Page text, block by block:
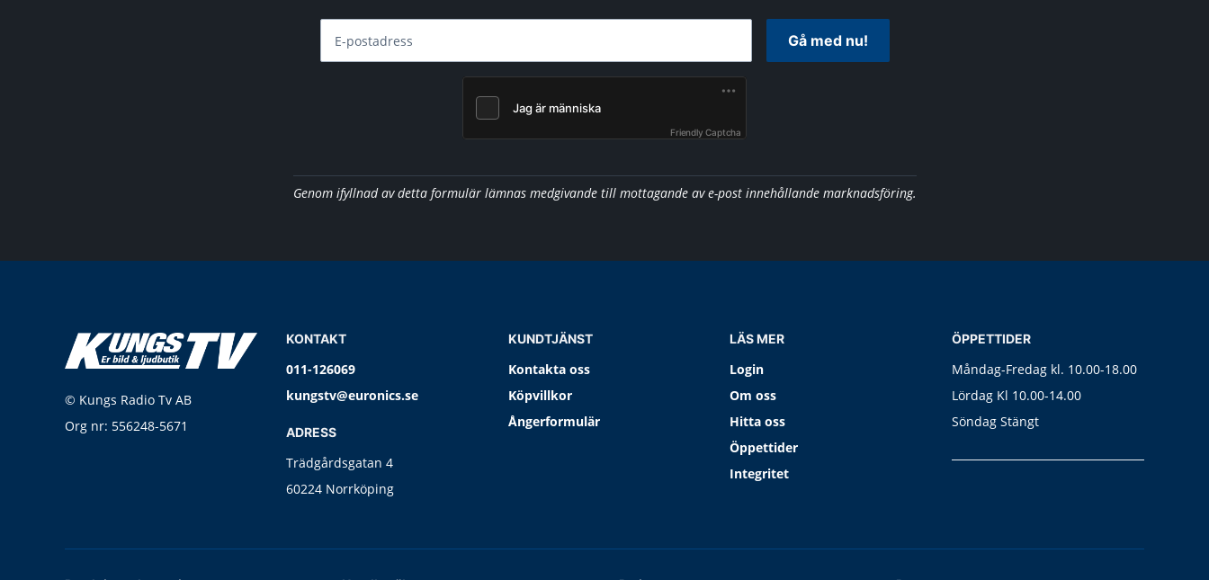
E-postadress Gå med nu!
Friendly Captcha
Genom ifyllnad av detta formulär lämnas medgivande till mottagande av e-post innehållande marknadsföring.
© Kungs Radio Tv AB
Org nr: 556248-5671
KONTAKT
011-126069
kungstv@euronics.se
ADRESS
Trädgårdsgatan 4
60224 Norrköping
KUNDTJÄNST
Kontakta oss
Köpvillkor
Ångerformulär
LÄS MER
Login
Om oss
Hitta oss
Öppettider
Integritet
ÖPPETTIDER
Måndag-Fredag kl. 10.00-18.00
Lördag Kl 10.00-14.00
Söndag Stängt